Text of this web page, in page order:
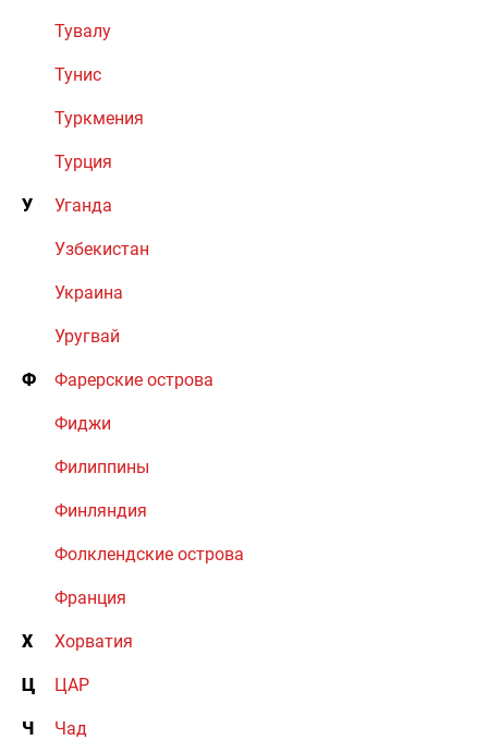
Тувалу
Тунис
Туркмения
Турция
У Уганда
Узбекистан
Украина
Уругвай
Ф Фарерские острова
Фиджи
Филиппины
Финляндия
Фолклендские острова
Франция
Х Хорватия
Ц ЦАР
Ч Чад